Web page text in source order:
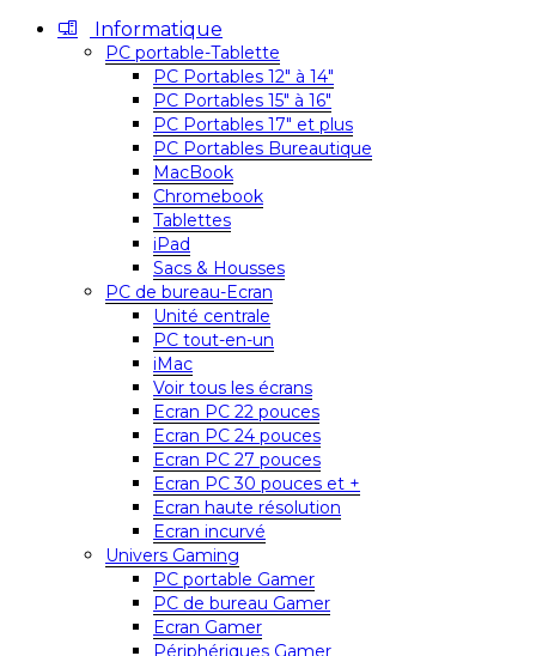
Informatique
PC portable-Tablette
PC Portables 12″ à 14″
PC Portables 15″ à 16″
PC Portables 17″ et plus
PC Portables Bureautique
MacBook
Chromebook
Tablettes
iPad
Sacs & Housses
PC de bureau-Ecran
Unité centrale
PC tout-en-un
iMac
Voir tous les écrans
Ecran PC 22 pouces
Ecran PC 24 pouces
Ecran PC 27 pouces
Ecran PC 30 pouces et +
Ecran haute résolution
Ecran incurvé
Univers Gaming
PC portable Gamer
PC de bureau Gamer
Ecran Gamer
Périphériques Gamer